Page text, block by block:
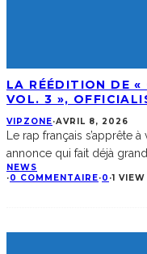
LA RÉÉDITION DE
VOL. 3 »,
VIPZONE·AVRIL 8, 2026
Le rap français s’apprête
annonce qui fait déjà
NEWS
·0 COMMENTAIRE·0 ·1 VIEW